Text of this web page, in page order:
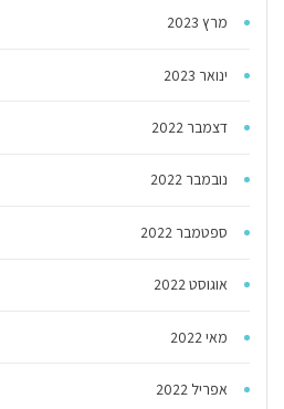
מרץ 2023
ינואר 2023
דצמבר 2022
נובמבר 2022
ספטמבר 2022
אוגוסט 2022
מאי 2022
אפריל 2022